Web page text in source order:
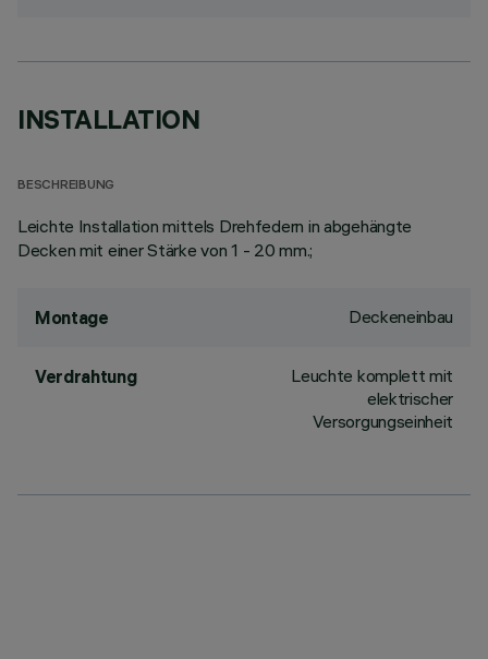
INSTALLATION
BESCHREIBUNG
Leichte Installation mittels Drehfedern in abgehängte
Decken mit einer Stärke von 1 - 20 mm.;
Montage Deckeneinbau
Verdrahtung
Leuchte komplett mit
elektrischer
Versorgungseinheit